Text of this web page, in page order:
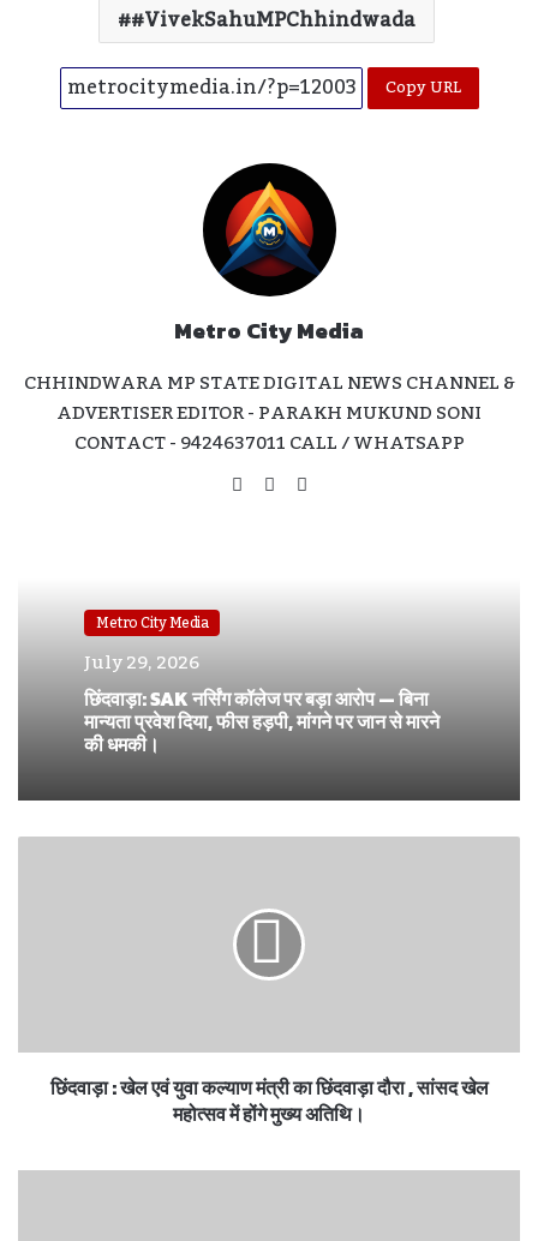
#VivekSahuMPChhindwada
Copy URL
Metro City Media
CHHINDWARA MP STATE DIGITAL NEWS CHANNEL &
ADVERTISER EDITOR - PARAKH MUKUND SONI
CONTACT - 9424637011 CALL / WHATSAPP
WebsiteFacebook
Metro City Media
July 29, 2026
छिंदवाड़ा: SAK नर्सिंग कॉलेज पर बड़ा आरोप — बिना
मान्यता प्रवेश दिया, फीस हड़पी, मांगने पर जान से मारने
की धमकी।
छिंदवाड़ा : खेल एवं युवा कल्याण मंत्री का छिंदवाड़ा दौरा , सांसद खेल
महोत्सव में होंगे मुख्य अतिथि।